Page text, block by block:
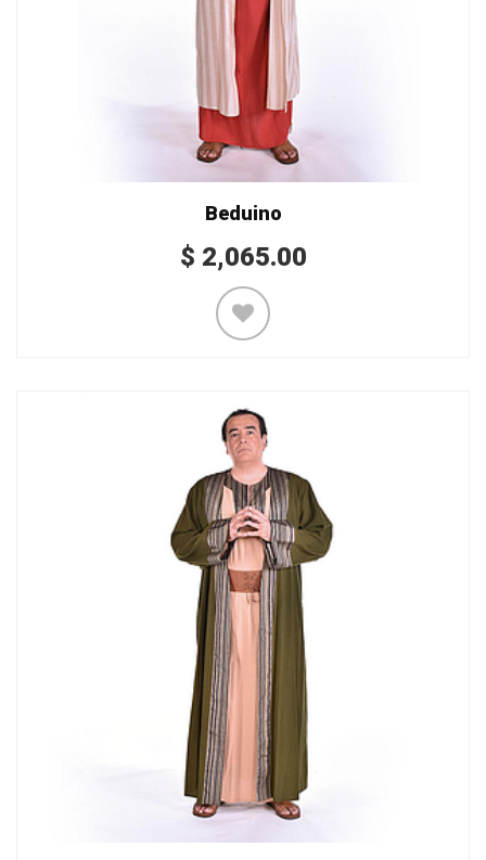
Beduino
$ 2,065.00